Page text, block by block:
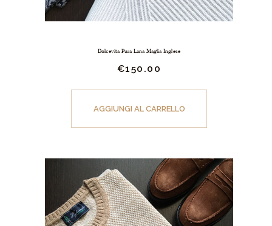
Dolcevita Pura Lana Maglia Inglese
€150.00
AGGIUNGI AL CARRELLO
Questo
Le
opzioni
possono
essere